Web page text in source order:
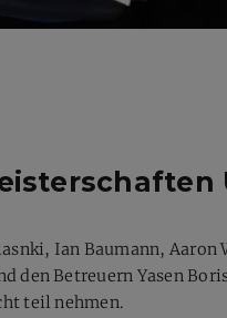
Ian Baumann,
den Betreuern Yasen
teil nehmen.